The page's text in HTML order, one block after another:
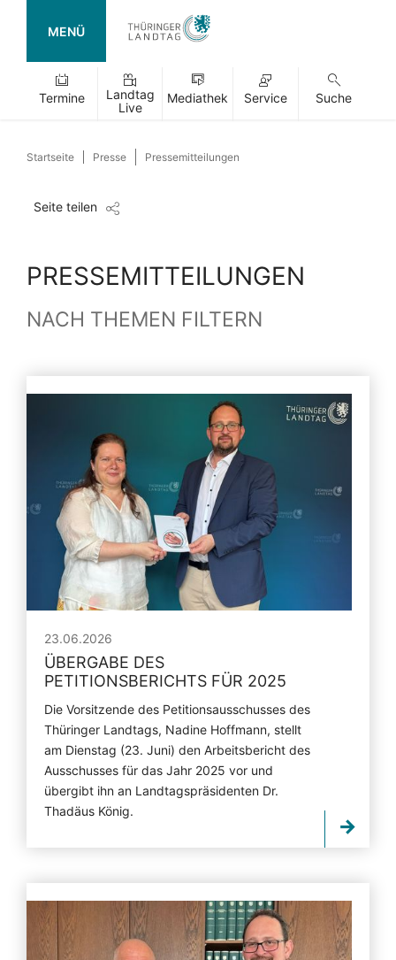
MENÜ
Termine
Landtag
Live
Mediathek Service Suche
Startseite Presse Pressemitteilungen
Seite teilen
PRESSEMITTEILUNGEN
NACH THEMEN FILTERN
23.06.2026
ÜBERGABE DES
PETITIONSBERICHTS FÜR 2025
Die Vorsitzende des Petitionsausschusses des
Thüringer Landtags, Nadine Hoffmann, stellt
am Dienstag (23. Juni) den Arbeitsbericht des
Ausschusses für das Jahr 2025 vor und
übergibt ihn an Landtagspräsidenten Dr.
Thadäus König.